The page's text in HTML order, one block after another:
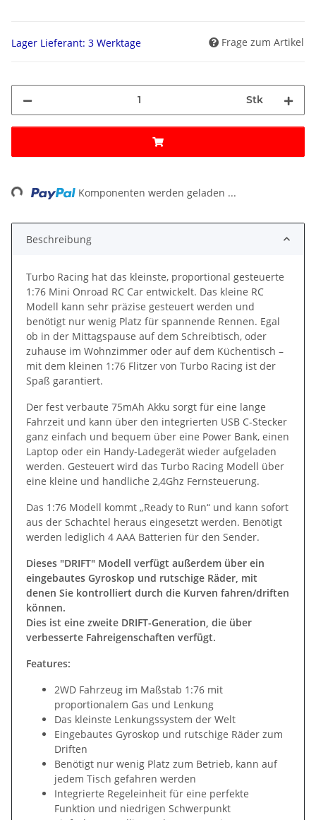
Lager Lieferant: 3 Werktage Frage zum Artikel
Stk
Loading... Komponenten werden geladen ...
Beschreibung
Turbo Racing hat das kleinste, proportional gesteuerte
1:76 Mini Onroad RC Car entwickelt. Das kleine RC
Modell kann sehr präzise gesteuert werden und
benötigt nur wenig Platz für spannende Rennen. Egal
ob in der Mittagspause auf dem Schreibtisch, oder
zuhause im Wohnzimmer oder auf dem Küchentisch –
mit dem kleinen 1:76 Flitzer von Turbo Racing ist der
Spaß garantiert.
Der fest verbaute 75mAh Akku sorgt für eine lange
Fahrzeit und kann über den integrierten USB C-Stecker
ganz einfach und bequem über eine Power Bank, einen
Laptop oder ein Handy-Ladegerät wieder aufgeladen
werden. Gesteuert wird das Turbo Racing Modell über
eine kleine und handliche 2,4Ghz Fernsteuerung.
Das 1:76 Modell kommt „Ready to Run“ und kann sofort
aus der Schachtel heraus eingesetzt werden. Benötigt
werden lediglich 4 AAA Batterien für den Sender.
Dieses "DRIFT" Modell verfügt außerdem über ein
eingebautes Gyroskop und rutschige Räder, mit
denen Sie kontrolliert durch die Kurven fahren/driften
können.
Dies ist eine zweite DRIFT-Generation, die über
verbesserte Fahreigenschaften verfügt.
Features:
2WD Fahrzeug im Maßstab 1:76 mit
proportionalem Gas und Lenkung
Das kleinste Lenkungssystem der Welt
Eingebautes Gyroskop und rutschige Räder zum
Driften
Benötigt nur wenig Platz zum Betrieb, kann auf
jedem Tisch gefahren werden
Integrierte Regeleinheit für eine perfekte
Funktion und niedrigen Schwerpunkt